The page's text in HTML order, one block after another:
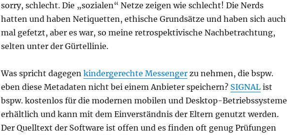
sorry, schlecht. Die „sozialen“ Netze zeigen wie schlecht! Die Nerds
hatten und haben Netiquetten, ethische Grundsätze und haben sich auch
mal gefetzt, aber es war, so meine retrospektivische Nachbetrachtung,
selten unter der Gürtellinie.
Was spricht dagegen kindergerechte Messengerzu nehmen, die bspw.
eben diese Metadaten nicht bei einem Anbieter speichern? SIGNAList
bspw. kostenlos für die modernen mobilen und Desktop-Betriebssysteme
erhältlich und kann mit dem Einverständnis der Eltern genutzt werden.
Der Quelltext der Software ist offen und es finden oft genug Prüfungen